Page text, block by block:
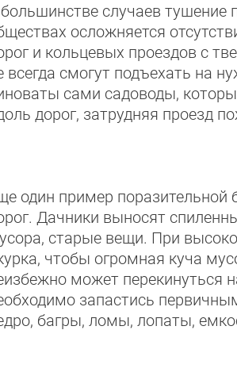
случаев тушение
осложняется
и кольцевых проездов с
всегда смогут подъехать на
сами садоводы,
дорог, затрудняя проезд
один пример поразительной
Дачники выносят
старые вещи. При
чтобы огромная куча
может перекинуться
запастись
багры, ломы, лопаты,